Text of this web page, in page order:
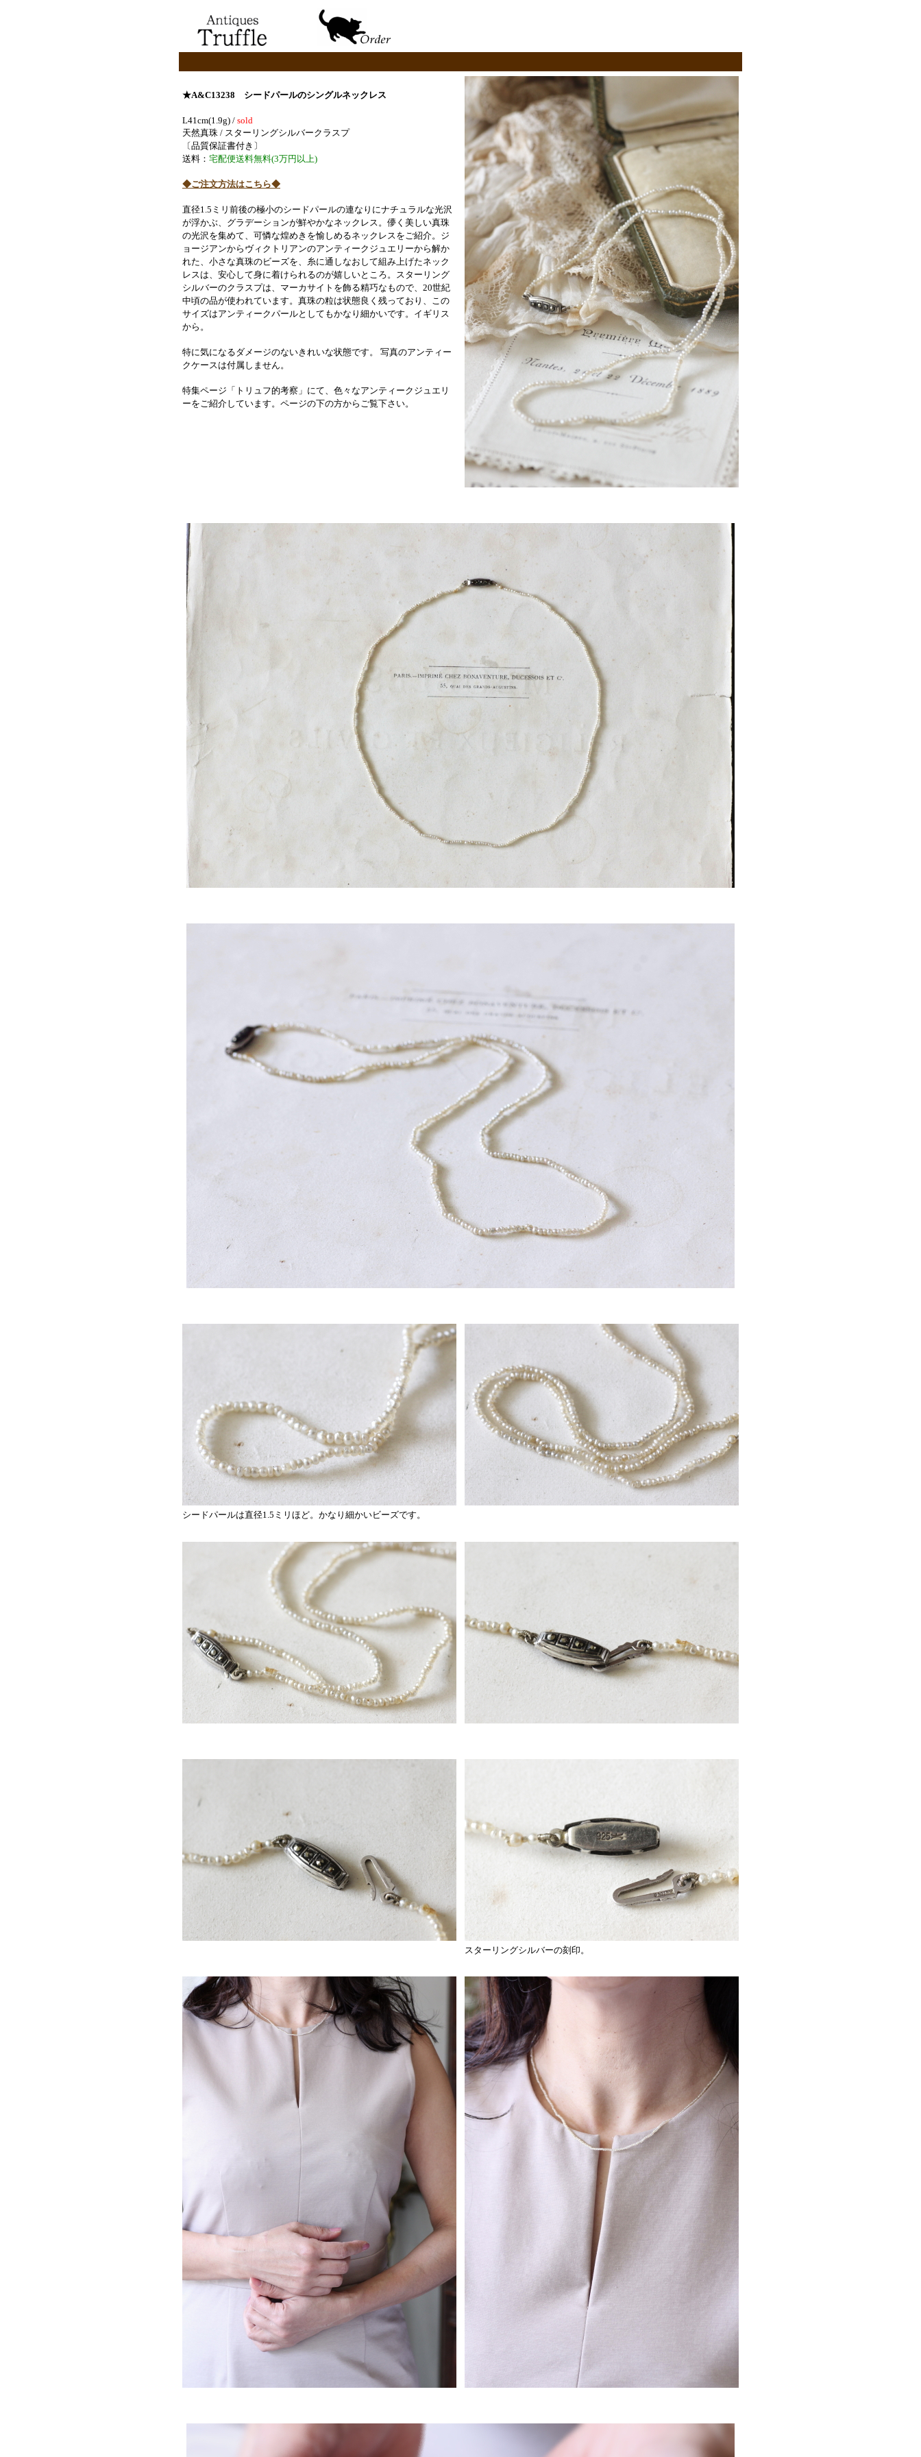
★A&C13238 シードパールのシングルネックレス
L41cm(1.9g) / sold
天然真珠 / スターリングシルバークラスプ
〔品質保証書付き〕
送料： 宅配便送料無料(3万円以上)
◆ご注文方法はこちら◆
直径1.5ミリ前後の極小のシードパールの連なりにナチュラルな光沢
が浮かぶ、グラデーションが鮮やかなネックレス。儚く美しい真珠
の光沢を集めて、可憐な煌めきを愉しめるネックレスをご紹介。 ジ
ョージアンからヴィクトリアンのアンティークジュエリーから解か
れた、小さな真珠のビーズを、糸に通しなおして組み上げたネック
レスは、安心して身に着けられるのが嬉しいところ。 スターリング
シルバーのクラスプは、マーカサイトを飾る精巧なもので、20世紀
中頃の品が使われています。 真珠の粒は状態良く残っており、この
サイズはアンティークパールとしてもかなり細かいです。イギリス
から。
特に気になるダメージのないきれいな状態です。 写真のアンティー
クケースは付属しません。
特集ページ「トリュフ的考察」にて、色々なアンティークジュエリ
ーをご紹介しています。 ページの下の方からご覧下さい。
シードパールは直径1.5ミリほど。かなり細かいビーズです。
スターリングシルバーの刻印。